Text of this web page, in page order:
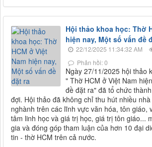
Hội thảo khoa học: Thờ
hiện nay, Một số vấn đề
22/12/2025 11:34:32 AM
Phản hồi: 0
Ngày 27/11/2025 hội thảo
" Thờ HCM ở Việt Nam
đề đặt ra" đã tổ chức
đợi. Hội thảo đã không chỉ thu hút nhiều
nghành trên các lĩnh vực văn hóa, tôn giáo,
tâm linh học và giá trị học, giá trị tôn giáo...
gia và đóng góp tham luận của hơn 10 đại
tin - thờ HCM trên cả nước.